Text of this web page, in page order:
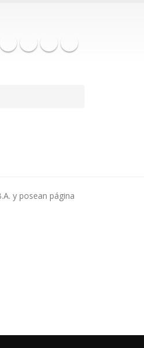
y posean página